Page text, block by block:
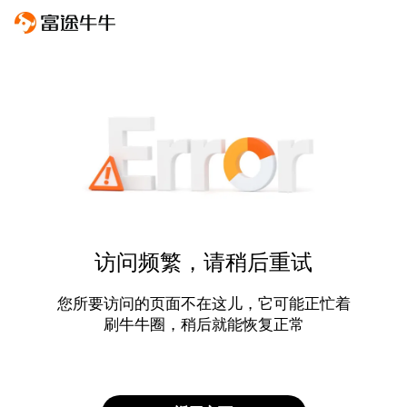
访问频繁，请稍后重试
您所要访问的页面不在这儿，它可能正忙着
刷牛牛圈，稍后就能恢复正常